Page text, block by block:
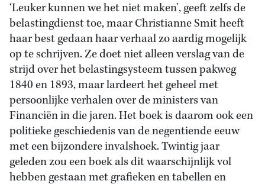
‘Leuker kunnen we het niet maken’, geeft zelfs de
belastingdienst toe, maar Christianne Smit heeft
haar best gedaan haar verhaal zo aardig mogelijk
op te schrijven. Ze doet niet alleen verslag van de
strijd over het belastingsysteem tussen pakweg
1840 en 1893, maar lardeert het geheel met
persoonlijke verhalen over de ministers van
Financiën in die jaren. Het boek is daarom ook een
politieke geschiedenis van de negentiende eeuw
met een bijzondere invalshoek. Twintig jaar
geleden zou een boek als dit waarschijnlijk vol
hebben gestaan met grafieken en tabellen en